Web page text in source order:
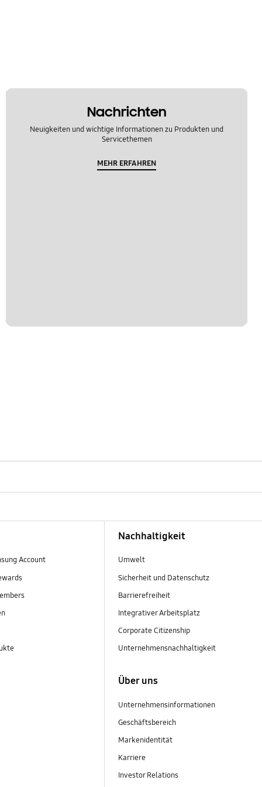
Nachrichten
Neuigkeiten und wichtige Informationen zu Produkten und
Servicethemen
MEHR ERFAHREN
Account
Nachhaltigkeit
Umwelt
Sicherheit und Datenschutz
Barrierefreiheit
Integrativer Arbeitsplatz
Corporate Citizenship
Unternehmensnachhaltigkeit
Über uns
Unternehmensinformationen
Geschäftsbereich
Markenidentität
Karriere
Investor Relations